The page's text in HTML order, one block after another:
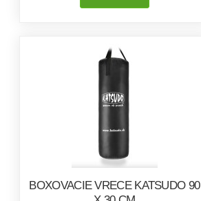
BOXOVACIE VRECE KATSUDO 90